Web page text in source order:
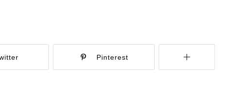
Pinterest